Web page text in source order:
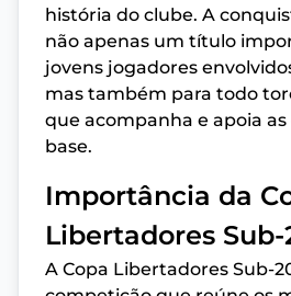
história do clube. A
não apenas um título
jovens jogadores
mas também para todo
que acompanha e apoia
base.
Importância da
Libertadores Sub-
A Copa Libertadores Sub-